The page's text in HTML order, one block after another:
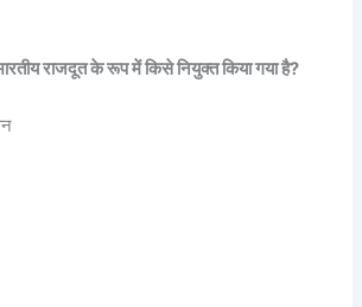
राजदूत के रूप में किसे नियुक्त किया गया है?